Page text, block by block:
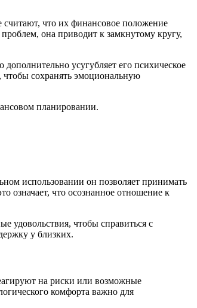
что их финансовое положение
она приводит к замкнутому кругу,
дополнительно усугубляет его психическое
чтобы сохранять эмоциональную
использовании он позволяет принимать
означает, что осознанное отношение к
удовольствия, чтобы справиться с
у близких.
на риски или возможные
комфорта важно для